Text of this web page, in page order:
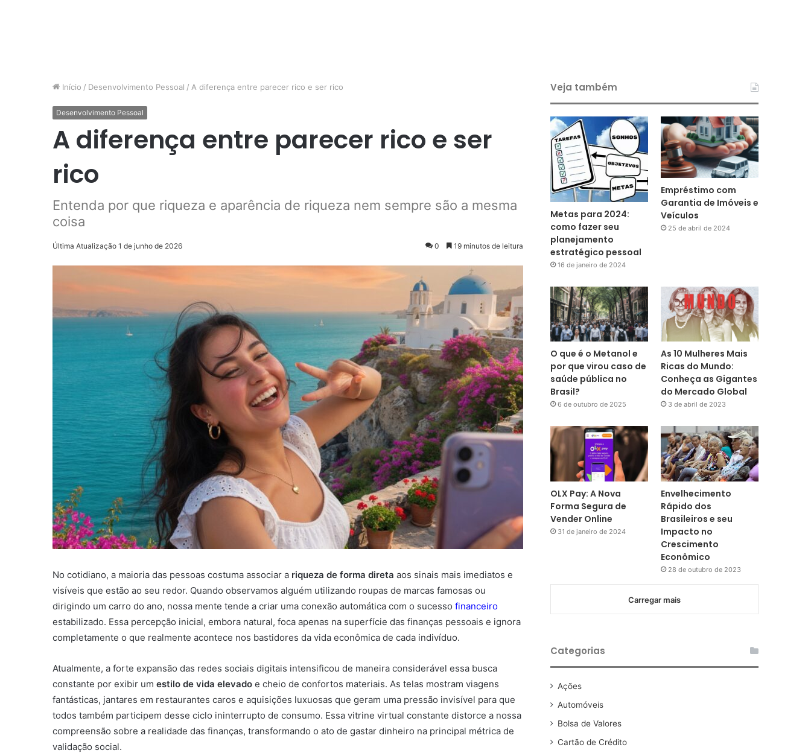
Início / Desenvolvimento Pessoal / A diferença entre parecer rico e ser rico
Desenvolvimento Pessoal
A diferença entre parecer rico e ser
rico
Entenda por que riqueza e aparência de riqueza nem sempre são a mesma
coisa
Última Atualização 1 de junho de 2026 0 19 minutos de leitura
No cotidiano, a maioria das pessoas costuma associar a riqueza de forma direta aos sinais mais imediatos e
visíveis que estão ao seu redor. Quando observamos alguém utilizando roupas de marcas famosas ou
dirigindo um carro do ano, nossa mente tende a criar uma conexão automática com o sucesso financeiro
estabilizado. Essa percepção inicial, embora natural, foca apenas na superfície das finanças pessoais e ignora
completamente o que realmente acontece nos bastidores da vida econômica de cada indivíduo.
Atualmente, a forte expansão das redes sociais digitais intensificou de maneira considerável essa busca
constante por exibir um estilo de vida elevado e cheio de confortos materiais. As telas mostram viagens
fantásticas, jantares em restaurantes caros e aquisições luxuosas que geram uma pressão invisível para que
todos também participem desse ciclo ininterrupto de consumo. Essa vitrine virtual constante distorce a nossa
compreensão sobre a realidade das finanças, transformando o ato de gastar dinheiro na principal métrica de
validação social.
Veja também
Metas para 2024:
como fazer seu
planejamento
estratégico pessoal
16 de janeiro de 2024
Empréstimo com
Garantia de Imóveis e
Veículos
25 de abril de 2024
O que é o Metanol e
por que virou caso de
saúde pública no
Brasil?
6 de outubro de 2025
As 10 Mulheres Mais
Ricas do Mundo:
Conheça as Gigantes
do Mercado Global
3 de abril de 2023
OLX Pay: A Nova
Forma Segura de
Vender Online
31 de janeiro de 2024
Envelhecimento
Rápido dos
Brasileiros e seu
Impacto no
Crescimento
Econômico
28 de outubro de 2023
Carregar mais
Categorias
Ações
Automóveis
Bolsa de Valores
Cartão de Crédito